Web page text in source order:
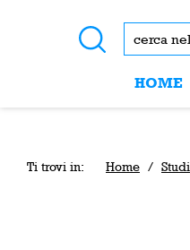
HOME
Ti trovi in: Home / Studi